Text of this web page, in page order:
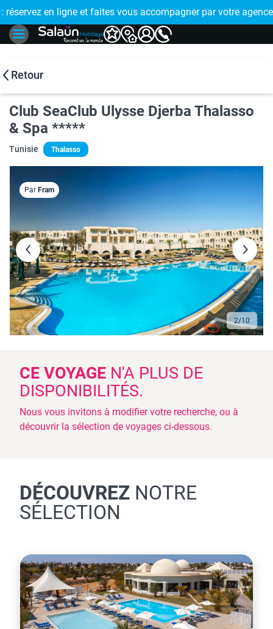
!
: réservez en ligne et faites vous accompagner par votre
🤩
Retour
Club SeaClub Ulysse Djerba Thalasso
& Spa *****
Tunisie Thalasso
3/10
Par Fram
CE VOYAGE N'A PLUS DE
DISPONIBILITÉS.
Nous vous invitons à modifier votre recherche, ou à
découvrir la sélection de voyages ci-dessous.
DÉCOUVREZ NOTRE
SÉLECTION